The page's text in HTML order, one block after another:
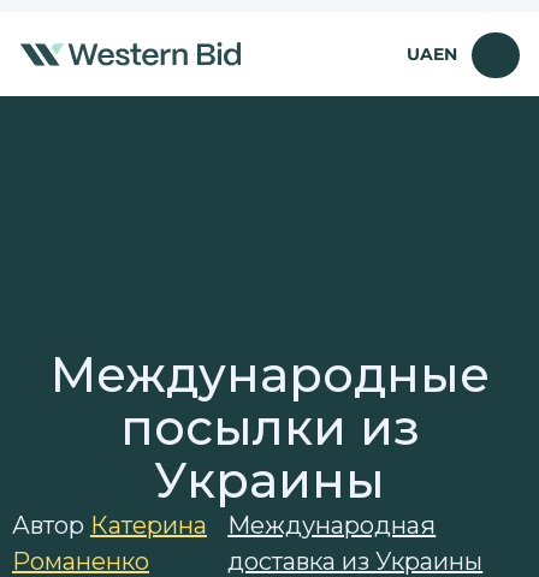
UAEN
Международные
посылки из
Украины
Автор Катерина
Романенко
Международная
доставка из Украины